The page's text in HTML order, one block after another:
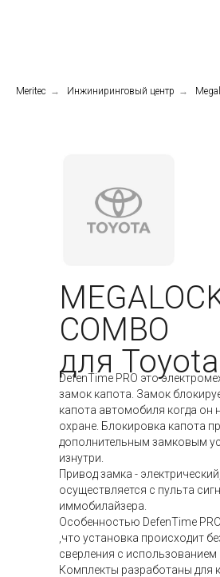
Meritec → Инжиниринговый центр →
COMBO
для Toyota
DefenTime PRO это
замок капота. Замок
капота автомобиля когда он
охране. Блокировка капота
дополнительным замковым
изнутри.
Привод замка -
осуществляется с пульта
иммобилайзера.
Особенностью DefenTime
,что установка происходит
сверления с использованием
Комплекты разработаны для